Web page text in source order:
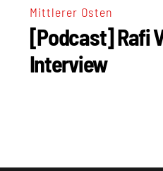
Mittlerer Osten
[Podcast] Rafi
Interview